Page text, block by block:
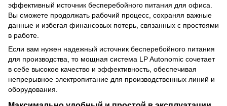
эффективный источник бесперебойного питания для офиса.
Вы сможете продолжать рабочий процесс, сохраняя важные
данные и избегая финансовых потерь, связанных с простоями
в работе.
Если вам нужен надежный источник бесперебойного питания
для производства, то мощная система LP Autonomic сочетает
в себе высокое качество и эффективность, обеспечивая
непрерывное электропитание для производственных линий и
оборудования.